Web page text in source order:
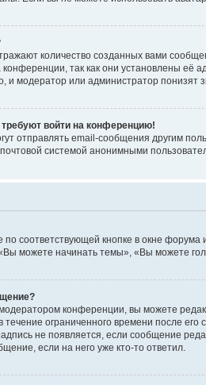
количество созданных вами
так как они установлены
модератор или администратор понизят
войти на конференцию!
отправлять email-сообщения другим
системой анонимными
соответствующей кнопке в окне
можете начинать темы», «Вы можете
конференции, вы можете
ограниченного времени после
не появляется, если сообщение
если на него уже кто-то ответил.